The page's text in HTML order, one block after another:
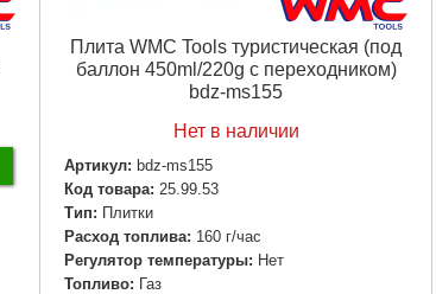
Плита WMC Tools туристическая (под
баллон 450ml/220g с переходником)
bdz-ms155
Нет в наличии
Артикул: bdz-ms155
Код товара: 25.99.53
Тип: Плитки
Расход топлива: 160 г/час
Регулятор температуры: Нет
Топливо: Газ